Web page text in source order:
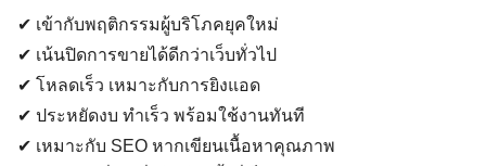
✔ เข้ากับพฤติกรรมผู้บริโภคยุคใหม่
✔ เน้นปิดการขายได้ดีกว่าเว็บทั่วไป
✔ โหลดเร็ว เหมาะกับการยิงแอด
✔ ประหยัดงบ ทำเร็ว พร้อมใช้งานทันที
✔ เหมาะกับ SEO หากเขียนเนื้อหาคุณภาพ